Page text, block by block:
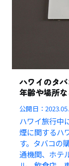
ハワイのタ
年齢や場所な
公開日：
ハワイ旅行中
煙に関するハ
す。タバコの
通機関、ホテ